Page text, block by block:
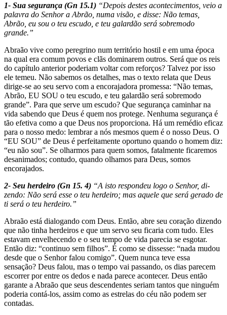
1- Sua segurança (Gn 15.1) “Depois destes acontecimentos, veio a
palavra do Senhor a Abrão, numa visão, e disse: Não temas,
Abrão, eu sou o teu escudo, e teu galardão será sobremodo
grande.”
Abraão vive como peregrino num território hostil e em uma épo­ca
na qual era comum povos e clãs dominarem outros. Será que os reis
do capítulo anterior poderiam voltar com reforços? Talvez por isso
ele temeu. Não sabemos os detalhes, mas o texto relata que Deus
dirige-se ao seu servo com a encorajadora promessa: “Não temas,
Abrão, EU SOU o teu escudo, e teu galardão será sobremodo
grande”. Para que serve um escudo? Que segurança cami­nhar na
vida sabendo que Deus é quem nos protege. Nenhuma segu­rança é
tão efetiva como a que Deus nos proporciona. Há um remédio eficaz
para o nosso medo: lembrar a nós mesmos quem é o nosso Deus. O
“EU SOU” de Deus é perfeitamen­te oportuno quando o homem diz:
“eu não sou”. Se olharmos para quem somos, fatalmente ficaremos
desanima­dos; contudo, quando olhamos para Deus, somos
encorajados.
2- Seu herdeiro (Gn 15. 4) “A isto respondeu logo o Senhor, di­
zendo: Não será esse o teu herdei­ro; mas aquele que será gerado de
ti será o teu herdeiro.”
Abraão está dialogando com Deus. Então, abre seu coração dizendo
que não tinha herdeiros e que um servo seu ficaria com tudo. Eles
estavam envelhecendo e o seu tempo de vida parecia se esgotar.
Então diz: “continuo sem filhos”. É como se dissesse: “nada mudou
desde que o Senhor falou comigo”. Quem nunca teve essa
sensação? Deus falou, mas o tempo vai pas­sando, os dias parecem
escorrer por entre os dedos e nada parece acontecer. Deus então
garante a Abraão que seus descendentes seriam tantos que ninguém
poderia contá-los, assim como as estrelas do céu não podem ser
contadas.